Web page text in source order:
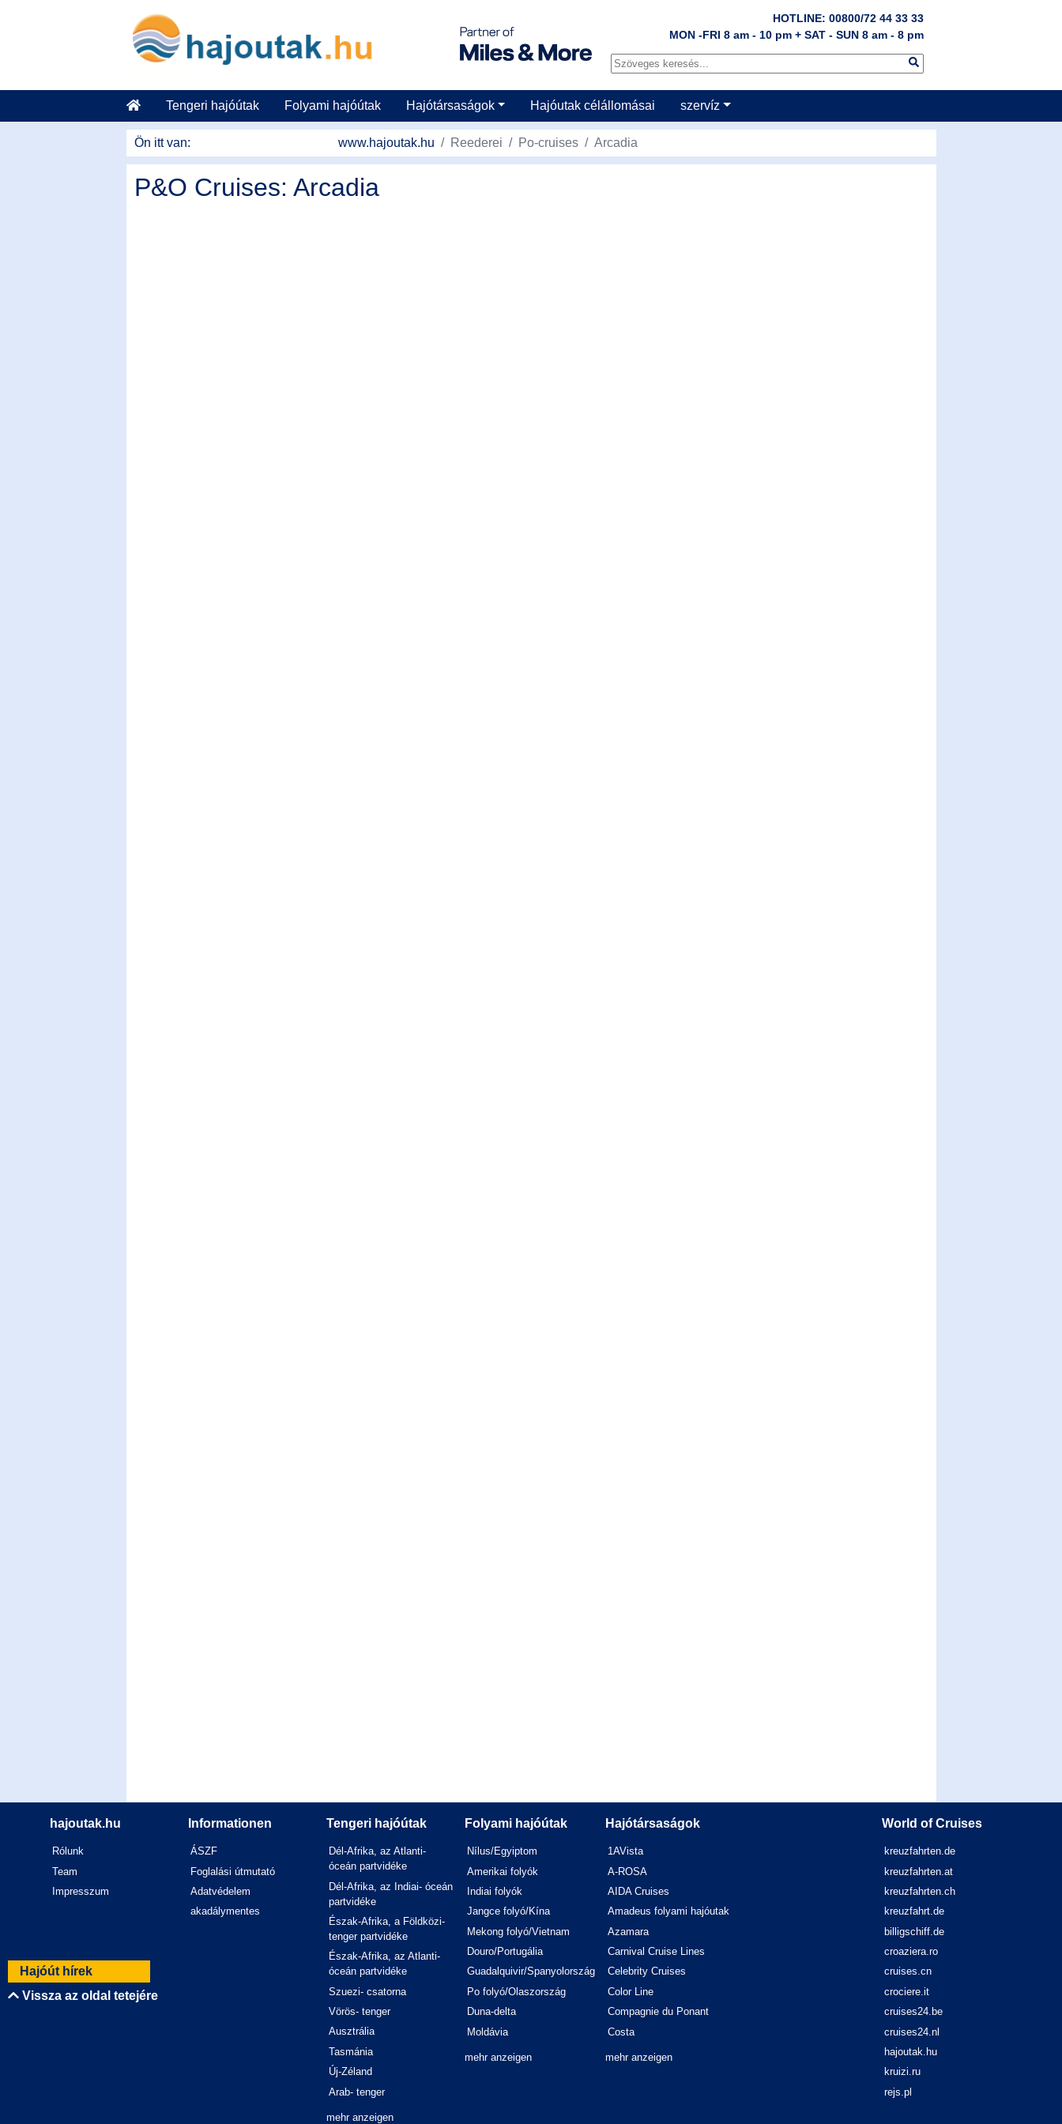
HOTLINE: 00800/72 44 33 33
MON -FRI 8 am - 10 pm + SAT - SUN 8 am - 8 pm
Tovább a tartalomhoz
Tengeri hajóútak Folyami hajóútak Hajótársaságok Hajóutak célállomásai szervíz
Ön itt van: www.hajoutak.hu Reederei Po-cruises Arcadia
P&O Cruises: Arcadia
Hajóút hírek
Vissza az oldal tetejére
hajoutak.hu
Rólunk
Team
Impresszum
Informationen
ÁSZF
Foglalási útmutató
Adatvédelem
akadálymentes
Tengeri hajóútak
Dél-Afrika, az Atlanti-
óceán partvidéke
Dél-Afrika, az Indiai- óceán
partvidéke
Észak-Afrika, a Földközi-
tenger partvidéke
Észak-Afrika, az Atlanti-
óceán partvidéke
Szuezi- csatorna
Vörös- tenger
Ausztrália
Tasmánia
Új-Zéland
Arab- tenger
mehr anzeigen
Folyami hajóútak
Nílus/Egyiptom
Amerikai folyók
Indiai folyók
Jangce folyó/Kína
Mekong folyó/Vietnam
Douro/Portugália
Guadalquivir/Spanyolország
Po folyó/Olaszország
Duna-delta
Moldávia
mehr anzeigen
Hajótársaságok
1AVista
A-ROSA
AIDA Cruises
Amadeus folyami hajóutak
Azamara
Carnival Cruise Lines
Celebrity Cruises
Color Line
Compagnie du Ponant
Costa
mehr anzeigen
World of Cruises
kreuzfahrten.de
kreuzfahrten.at
kreuzfahrten.ch
kreuzfahrt.de
billigschiff.de
croaziera.ro
cruises.cn
crociere.it
cruises24.be
cruises24.nl
hajoutak.hu
kruizi.ru
rejs.pl